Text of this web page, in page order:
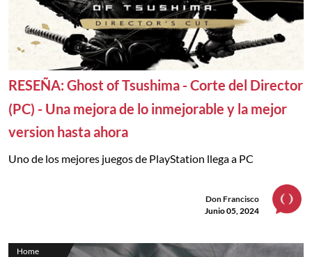
RESEÑA: Ghost of Tsushima - Corte del Director
(PC) - Una mejora de lo inmejorable y la mejor
version hasta ahora
Uno de los mejores juegos de PlayStation llega a PC
Don Francisco
Junio 05, 2024
Home